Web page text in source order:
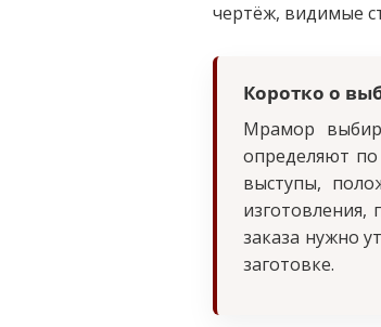
чертёж, видимые
Коротко о
Мрамор
определяют
выступы,
заказа нужно
заготовке.